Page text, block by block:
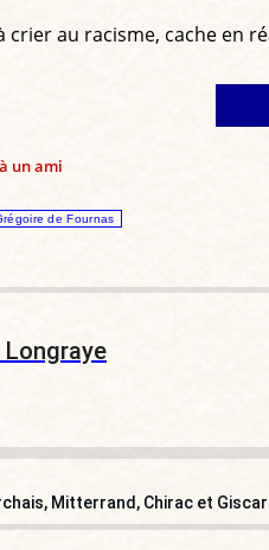
crier au racisme, cache en
un ami
de Fournas
Longraye